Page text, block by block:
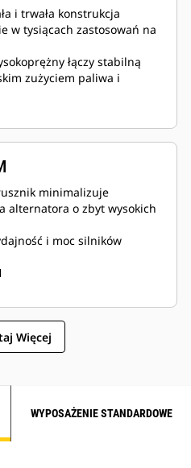
i trwała konstrukcja
w tysiącach zastosowań na
łączy stabilną
zużyciem paliwa i
minimalizuje
alternatora o zbyt wysokich
i moc silników
Więcej
WYPOSAŻENIE STANDARDOWE